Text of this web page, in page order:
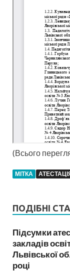
(Всього
МІТКА
ПОДІБНІ
Підсумки
закладів
Львівської
році